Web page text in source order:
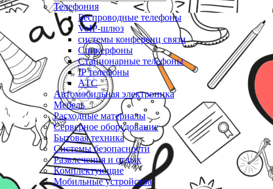
Телефония
Беспроводные телефоны
VoIP-шлюз
системы конференц связи
Спикерфоны
Стационарные телефоны
IP телефоны
АТС
Автомобильная электроника
Мебель
Расходные материалы
Серверное оборудование
Бытовая техника
Системы безопасности
Развлечения и отдых
Комплектующие
Мобильные устройства